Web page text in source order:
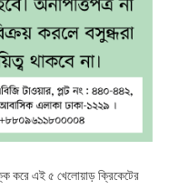
করে এই ৫ খেলোয়াড় ক্রিকেটের